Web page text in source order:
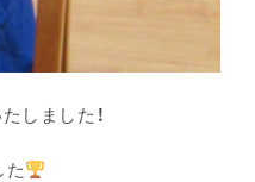
しました！
た